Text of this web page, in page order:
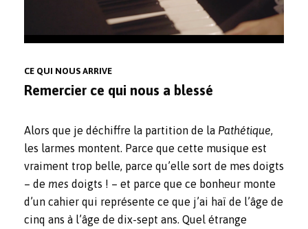
CE QUI NOUS ARRIVE
Remercier ce qui nous a blessé
Alors que je déchiffre la partition de la Pathétique,
les larmes montent. Parce que cette musique est
vraiment trop belle, parce qu’elle sort de mes doigts
– de mes doigts ! – et parce que ce bonheur monte
d’un cahier qui représente ce que j’ai haï de l’âge de
cinq ans à l’âge de dix-sept ans. Quel étrange